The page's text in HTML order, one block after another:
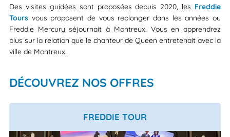
Des visites guidées sont proposées depuis 2020, les Freddie
Toursvous proposent de vous replonger dans les années ou
Freddie Mercury séjournait à Montreux. Vous en apprendrez
plus sur la relation que le chanteur de Queen entretenait avec la
ville de Montreux.
DÉCOUVREZ NOS OFFRES
FREDDIE TOUR